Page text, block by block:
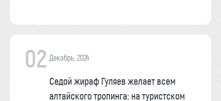
02 Декабрь, 2024
Седой жираф Гуляев желает всем
алтайского тропинга: на туристском